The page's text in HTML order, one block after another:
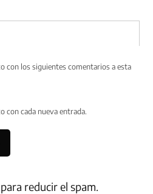
con los siguientes comentarios a esta
con cada nueva entrada.
reducir el spam.